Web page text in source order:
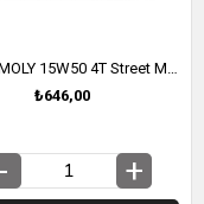
₺646,00